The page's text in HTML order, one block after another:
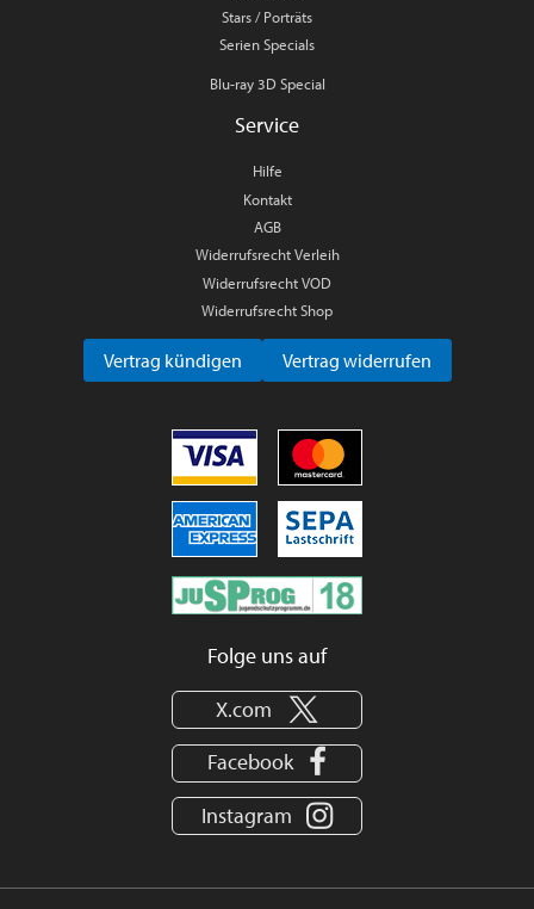
Stars / Porträts
Serien Specials
Blu-ray 3D Special
Service
Hilfe
Kontakt
AGB
Widerrufsrecht Verleih
Widerrufsrecht VOD
Widerrufsrecht Shop
Vertrag kündigen Vertrag widerrufen
Folge uns auf
X.com
Facebook
Instagram